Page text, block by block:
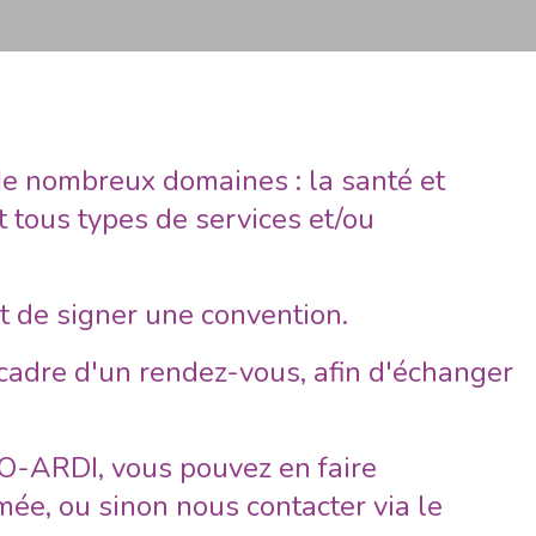
nombreux domaines : la santé et
types de services et/ou
signer une convention.
d'un rendez-vous, afin d'échanger
ARDI, vous pouvez en faire
ou sinon nous contacter via le